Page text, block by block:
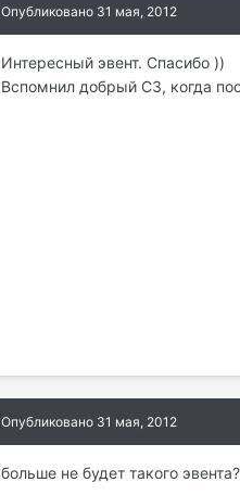
Опубликовано 31 мая, 2012
Интересный эвент. Спасибо ))
Вспомнил добрый С3, когда
Опубликовано 31 мая, 2012
больше не будет такого эвента?